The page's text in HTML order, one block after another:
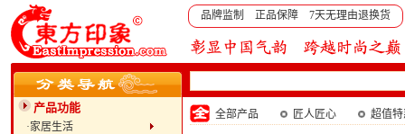
品牌监制 正品保障 7天无理由退换货
产品功能
·家居生活
全部产品 匠人匠心 超值